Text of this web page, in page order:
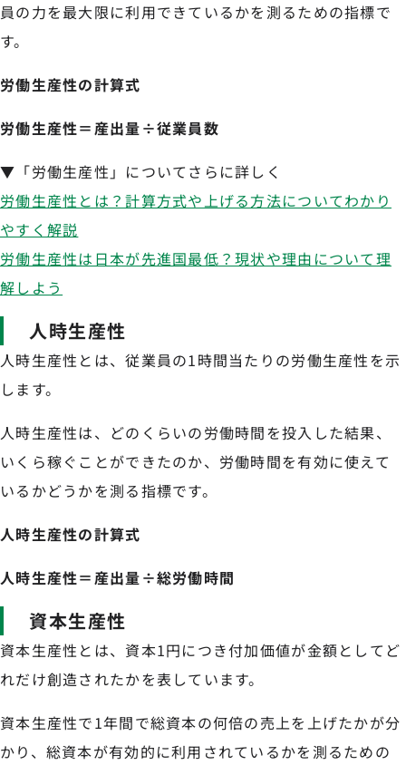
員の力を最大限に利用できているかを測るための指標で
す。
労働生産性の計算式
労働生産性＝産出量÷従業員数
▼「労働生産性」についてさらに詳しく
労働生産性とは？計算方式や上げる方法についてわかり
やすく解説
労働生産性は日本が先進国最低？現状や理由について理
解しよう
人時生産性
人時生産性とは、従業員の1時間当たりの労働生産性を示
します。
人時生産性は、どのくらいの労働時間を投入した結果、
いくら稼ぐことができたのか、労働時間を有効に使えて
いるかどうかを測る指標です。
人時生産性の計算式
人時生産性＝産出量÷総労働時間
資本生産性
資本生産性とは、資本1円につき付加価値が金額としてど
れだけ創造されたかを表しています。
資本生産性で1年間で総資本の何倍の売上を上げたかが分
かり、総資本が有効的に利用されているかを測るための